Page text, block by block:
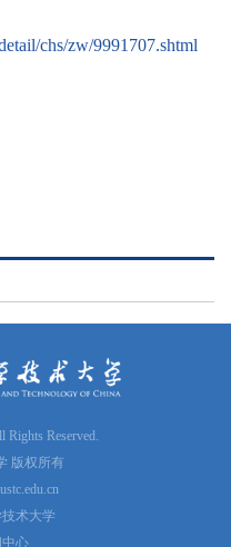
chs/zw/9991707.shtml
Rights Reserved.
版权所有
术大学
心